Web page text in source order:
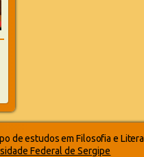
de estudos em Filosofia e
Federal de Sergipe